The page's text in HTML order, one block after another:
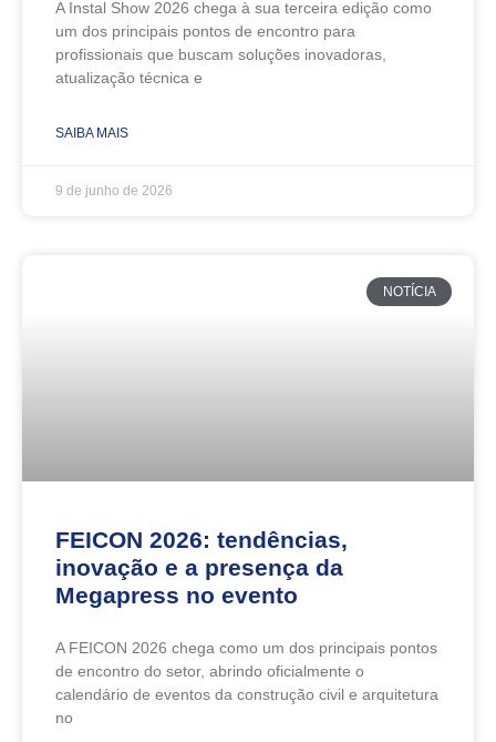
A Instal Show 2026 chega à sua terceira edição como
um dos principais pontos de encontro para
profissionais que buscam soluções inovadoras,
atualização técnica e
SAIBA MAIS
9 de junho de 2026
NOTÍCIA
FEICON 2026: tendências,
inovação e a presença da
Megapress no evento
A FEICON 2026 chega como um dos principais pontos
de encontro do setor, abrindo oficialmente o
calendário de eventos da construção civil e arquitetura
no